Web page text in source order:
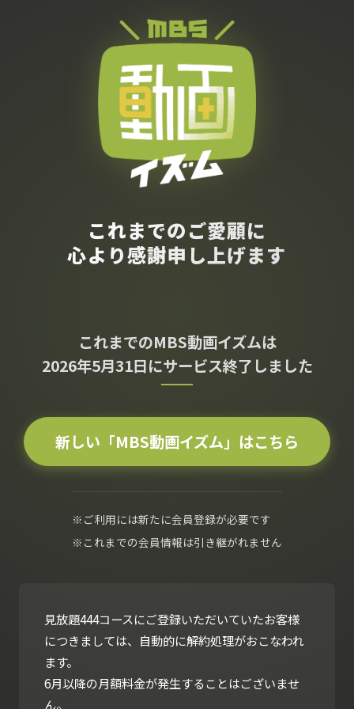
これまでのご愛顧に
心より感謝申し上げます
これまでのMBS動画イズムは
2026年5月31日にサービス終了しました
新しい「MBS動画イズム」はこちら
※ご利用には新たに会員登録が必要です
※これまでの会員情報は引き継がれません
見放題444コースにご登録いただいていたお客様
につきましては、自動的に解約処理がおこなわれ
ます。
6月以降の月額料金が発生することはございませ
ん。